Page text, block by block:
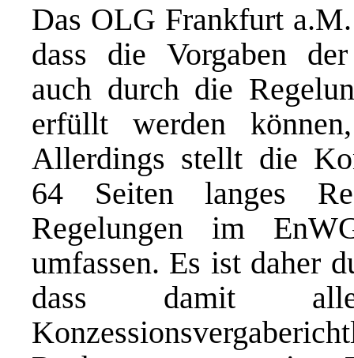
Das OLG Frankfurt
dass die Vorgaben der
auch durch die
erfüllt werden
Allerdings stellt die
64 Seiten langes
Regelungen im
umfassen. Es ist daher
dass damit